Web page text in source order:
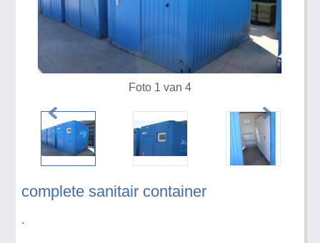
complete sanitair container
.
Foto 1 van 4